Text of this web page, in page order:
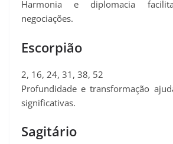
Harmonia e diplomacia
negociações.
Escorpião
2, 16, 24, 31, 38, 52
Profundidade e transformação
significativas.
Sagitário